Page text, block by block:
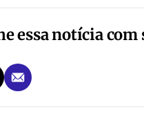
essa notícia com